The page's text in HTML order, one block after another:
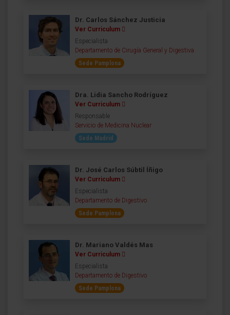
Dr. Carlos Sánchez Justicia
Ver Curriculum
Especialista
Departamento de Cirugía General y Digestiva
Sede Pamplona
Dra. Lidia Sancho Rodríguez
Ver Curriculum
Responsable
Servicio de Medicina Nuclear
Sede Madrid
Dr. José Carlos Súbtil Íñigo
Ver Curriculum
Especialista
Departamento de Digestivo
Sede Pamplona
Dr. Mariano Valdés Mas
Ver Curriculum
Especialista
Departamento de Digestivo
Sede Pamplona